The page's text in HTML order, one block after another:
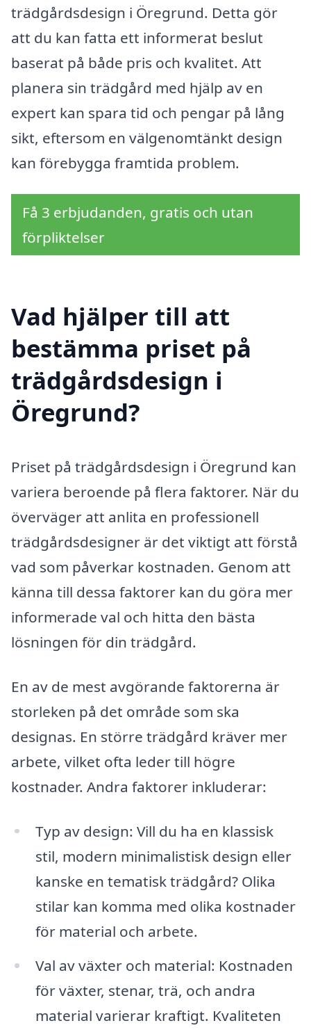
trädgårdsdesign i Öregrund. Detta gör
att du kan fatta ett informerat beslut
baserat på både pris och kvalitet. Att
planera sin trädgård med hjälp av en
expert kan spara tid och pengar på lång
sikt, eftersom en välgenomtänkt design
kan förebygga framtida problem.
Få 3 erbjudanden, gratis och utan
förpliktelser
Vad hjälper till att
bestämma priset på
trädgårdsdesign i
Öregrund?
Priset på trädgårdsdesign i Öregrund kan
variera beroende på flera faktorer. När du
överväger att anlita en professionell
trädgårdsdesigner är det viktigt att förstå
vad som påverkar kostnaden. Genom att
känna till dessa faktorer kan du göra mer
informerade val och hitta den bästa
lösningen för din trädgård.
En av de mest avgörande faktorerna är
storleken på det område som ska
designas. En större trädgård kräver mer
arbete, vilket ofta leder till högre
kostnader. Andra faktorer inkluderar:
Typ av design: Vill du ha en klassisk
stil, modern minimalistisk design eller
kanske en tematisk trädgård? Olika
stilar kan komma med olika kostnader
för material och arbete.
Val av växter och material: Kostnaden
för växter, stenar, trä, och andra
material varierar kraftigt. Kvaliteten